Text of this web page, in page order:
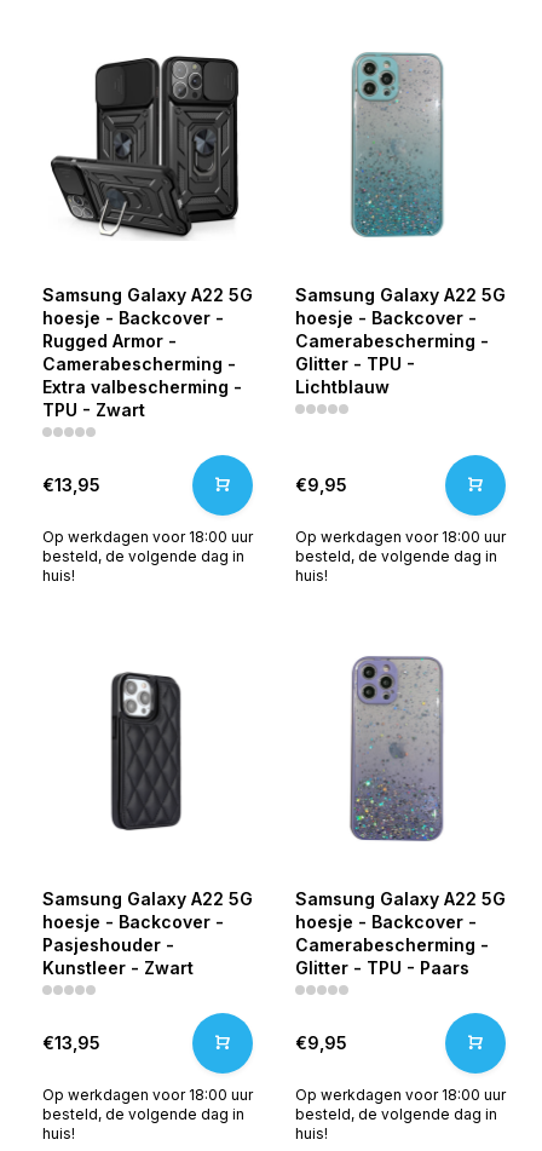
Samsung Galaxy A22 5G
hoesje - Backcover -
Rugged Armor -
Camerabescherming -
Extra valbescherming -
TPU - Zwart
€13,95
Op werkdagen voor 18:00 uur
besteld, de volgende dag in
huis!
Samsung Galaxy A22 5G
hoesje - Backcover -
Camerabescherming -
Glitter - TPU -
Lichtblauw
€9,95
Op werkdagen voor 18:00 uur
besteld, de volgende dag in
huis!
Samsung Galaxy A22 5G
hoesje - Backcover -
Pasjeshouder -
Kunstleer - Zwart
€13,95
Op werkdagen voor 18:00 uur
besteld, de volgende dag in
huis!
Samsung Galaxy A22 5G
hoesje - Backcover -
Camerabescherming -
Glitter - TPU - Paars
€9,95
Op werkdagen voor 18:00 uur
besteld, de volgende dag in
huis!